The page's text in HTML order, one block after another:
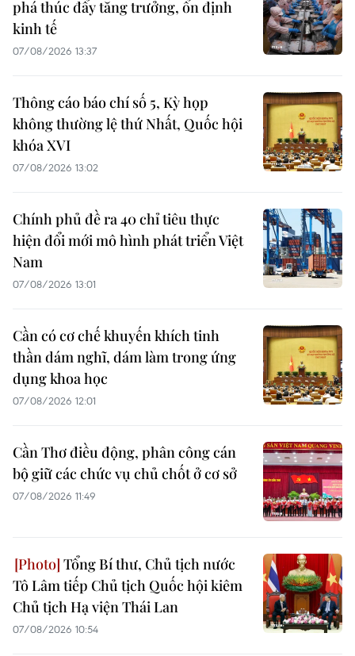
phá thúc đẩy tăng trưởng, ổn định
kinh tế
07/08/2026 13:37
Thông cáo báo chí số 5, Kỳ họp
không thường lệ thứ Nhất, Quốc hội
khóa XVI
07/08/2026 13:02
Chính phủ đề ra 40 chỉ tiêu thực
hiện đổi mới mô hình phát triển Việt
Nam
07/08/2026 13:01
Cần có cơ chế khuyến khích tinh
thần dám nghĩ, dám làm trong ứng
dụng khoa học
07/08/2026 12:01
Cần Thơ điều động, phân công cán
bộ giữ các chức vụ chủ chốt ở cơ sở
07/08/2026 11:49
Tổng Bí thư, Chủ tịch nước
Tô Lâm tiếp Chủ tịch Quốc hội kiêm
Chủ tịch Hạ viện Thái Lan
07/08/2026 10:54